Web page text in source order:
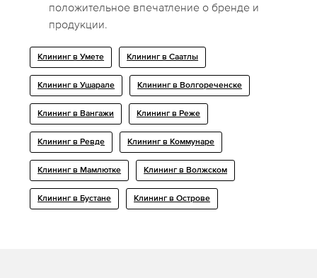
положительное впечатление о бренде и
продукции.
Клининг в Умете Клининг в Саатлы
Клининг в Ушарале Клининг в Волгореченске
Клининг в Вангажи Клининг в Реже
Клининг в Ревде Клининг в Коммунаре
Клининг в Мамлютке Клининг в Волжском
Клининг в Бустане Клининг в Острове